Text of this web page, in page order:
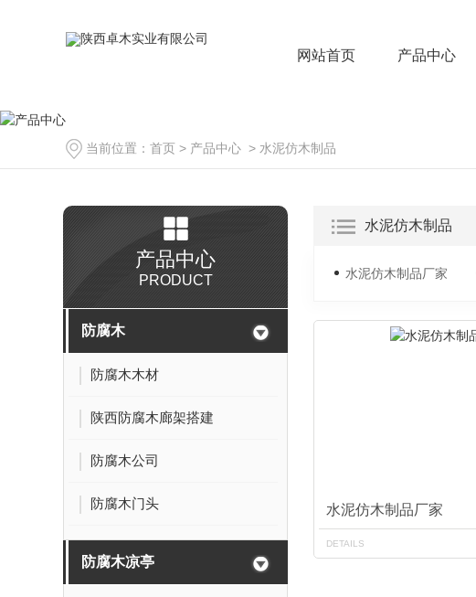
网站首页 产品中心
当前位置： 首页 > 产品中心 > 水泥仿木制品
产品中心
PRODUCT
防腐木
防腐木木材
陕西防腐木廊架搭建
防腐木公司
防腐木门头
防腐木凉亭
水泥仿木制品
水泥仿木制品厂家
水泥仿木制品厂家
DETAILS